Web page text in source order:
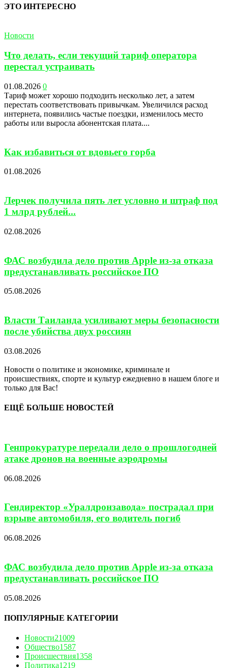
ЭТО ИНТЕРЕСНО
Новости
Что делать, если текущий тариф оператора
перестал устраивать
01.08.2026 0
Тариф может хорошо подходить несколько лет, а затем
перестать соответствовать привычкам. Увеличился расход
интернета, появились частые поездки, изменилось место
работы или выросла абонентская плата....
Как избавиться от вдовьего горба
01.08.2026
Лерчек получила пять лет условно и штраф под
1 млрд рублей...
02.08.2026
ФАС возбудила дело против Apple из-за отказа
предустанавливать российское ПО
05.08.2026
Власти Таиланда усиливают меры безопасности
после убийства двух россиян
03.08.2026
Новости о политике и экономике, криминале и
происшествиях, спорте и культур ежедневно в нашем блоге и
только для Вас!
ЕЩЁ БОЛЬШЕ НОВОСТЕЙ
Генпрокуратуре передали дело о прошлогодней
атаке дронов на военные аэродромы
06.08.2026
Гендиректор «Уралдронзавода» пострадал при
взрыве автомобиля, его водитель погиб
06.08.2026
ФАС возбудила дело против Apple из-за отказа
предустанавливать российское ПО
05.08.2026
ПОПУЛЯРНЫЕ КАТЕГОРИИ
Новости21009
Общество1587
Происшествия1358
Политика1219